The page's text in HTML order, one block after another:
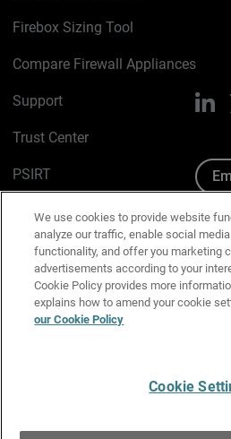
Firebox Sizing Tool
Compare Firewall Appliances
Support
Trust Center
PSIRT
Cookie Policy
Privacy Policy
Media & Brand Kit
Manage Email Preferences
We use cookies to provide website
analyze our traffic, enable social media
functionality, and offer you marketing
advertisements according to your
Cookie Policy provides more
explains how to amend your cookie
our Cookie Policy
Cookie